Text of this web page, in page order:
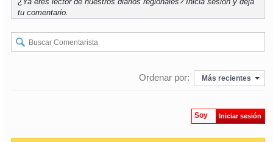
tu comentario.
Ordenar por: Más recientes
Soy Iniciar sesión